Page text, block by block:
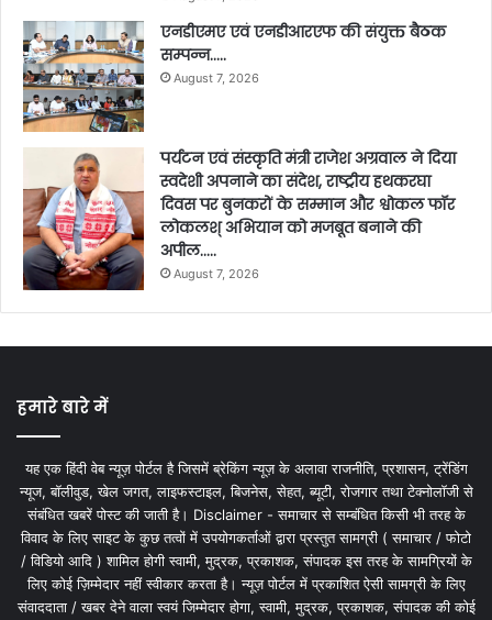
एनडीएमए एवं एनडीआरएफ की संयुक्त बैठक
सम्पन्न…..
August 7, 2026
पर्यटन एवं संस्कृति मंत्री राजेश अग्रवाल ने दिया
स्वदेशी अपनाने का संदेश, राष्ट्रीय हथकरघा
दिवस पर बुनकरों के सम्मान और श्वोकल फॉर
लोकलश् अभियान को मजबूत बनाने की
अपील…..
August 7, 2026
हमारे बारे में
यह एक हिंदी वेब न्यूज़ पोर्टल है जिसमें ब्रेकिंग न्यूज़ के अलावा राजनीति, प्रशासन, ट्रेंडिंग
न्यूज, बॉलीवुड, खेल जगत, लाइफस्टाइल, बिजनेस, सेहत, ब्यूटी, रोजगार तथा टेक्नोलॉजी से
संबंधित खबरें पोस्ट की जाती है। Disclaimer - समाचार से सम्बंधित किसी भी तरह के
विवाद के लिए साइट के कुछ तत्वों में उपयोगकर्ताओं द्वारा प्रस्तुत सामग्री ( समाचार / फोटो
/ विडियो आदि ) शामिल होगी स्वामी, मुद्रक, प्रकाशक, संपादक इस तरह के सामग्रियों के
लिए कोई ज़िम्मेदार नहीं स्वीकार करता है। न्यूज़ पोर्टल में प्रकाशित ऐसी सामग्री के लिए
संवाददाता / खबर देने वाला स्वयं जिम्मेदार होगा, स्वामी, मुद्रक, प्रकाशक, संपादक की कोई